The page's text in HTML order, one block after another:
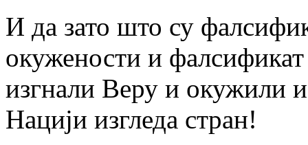
И да зато што су
окужености и
изгнали Веру и окужили
Нацији изгледа стран!